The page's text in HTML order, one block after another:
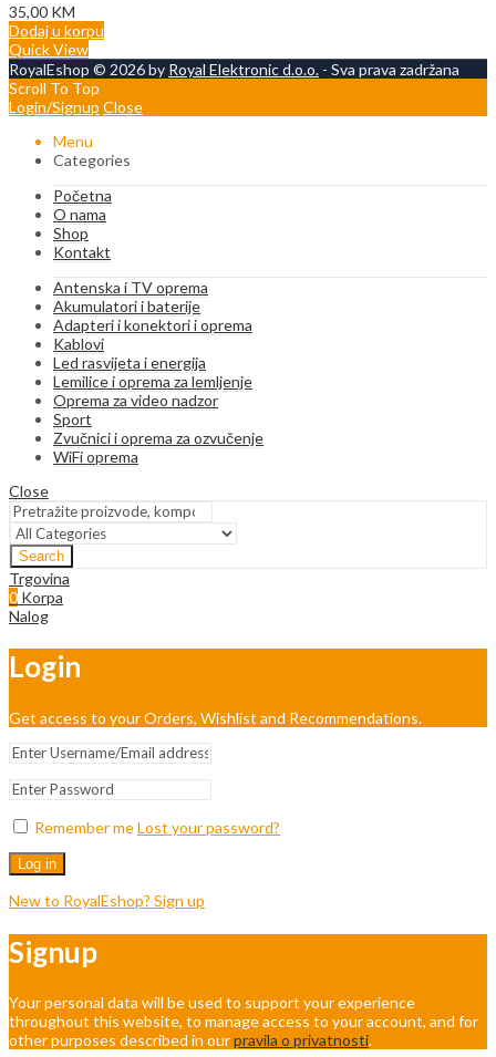
35,00 KM
Dodaj u korpu
Quick View
RoyalEshop © 2026 by Royal Elektronic d.o.o. - Sva prava zadržana
Scroll To Top
Login/Signup Close
Menu
Categories
Početna
O nama
Shop
Kontakt
Antenska i TV oprema
Akumulatori i baterije
Adapteri i konektori i oprema
Kablovi
Led rasvijeta i energija
Lemilice i oprema za lemljenje
Oprema za video nadzor
Sport
Zvučnici i oprema za ozvučenje
WiFi oprema
Close
Search
Trgovina
0 Korpa
Nalog
Login
Get access to your Orders, Wishlist and Recommendations.
Remember meLost your password?
Log in
New to RoyalEshop? Sign up
Signup
Your personal data will be used to support your experience
throughout this website, to manage access to your account, and for
other purposes described in ourpravila o privatnosti.